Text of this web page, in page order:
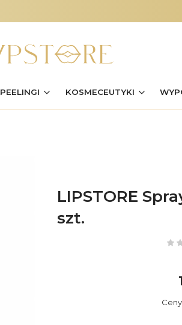
PEELINGI KOSMECEUTYKI
LIPSTORE
szt.